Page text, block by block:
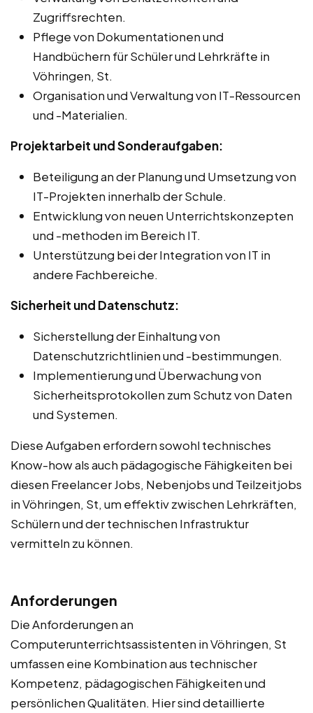
Zugriffsrechten.
Pflege von Dokumentationen und
Handbüchern für Schüler und Lehrkräfte in
Vöhringen, St.
Organisation und Verwaltung von IT-Ressourcen
und -Materialien.
Projektarbeit und Sonderaufgaben:
Beteiligung an der Planung und Umsetzung von
IT-Projekten innerhalb der Schule.
Entwicklung von neuen Unterrichtskonzepten
und -methoden im Bereich IT.
Unterstützung bei der Integration von IT in
andere Fachbereiche.
Sicherheit und Datenschutz:
Sicherstellung der Einhaltung von
Datenschutzrichtlinien und -bestimmungen.
Implementierung und Überwachung von
Sicherheitsprotokollen zum Schutz von Daten
und Systemen.
Diese Aufgaben erfordern sowohl technisches
Know-how als auch pädagogische Fähigkeiten bei
diesen Freelancer Jobs, Nebenjobs und Teilzeitjobs
in Vöhringen, St, um effektiv zwischen Lehrkräften,
Schülern und der technischen Infrastruktur
vermitteln zu können.
Anforderungen
Die Anforderungen an
Computerunterrichtsassistenten in Vöhringen, St
umfassen eine Kombination aus technischer
Kompetenz, pädagogischen Fähigkeiten und
persönlichen Qualitäten. Hier sind detaillierte